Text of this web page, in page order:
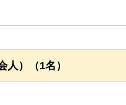
人）（1名）